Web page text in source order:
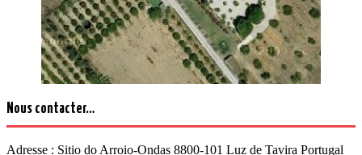
Nous contacter…
Adresse : Sitio do Arroio-Ondas 8800-101 Luz de Tavira Portugal